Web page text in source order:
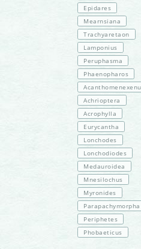
Epidares
Mearnsiana
Trachyaretaon
Lamponius
Peruphasma
Phaenopharos
Achrioptera
Acrophylla
Eurycantha
Lonchodes
Lonchodiodes
Medauroidea
Mnesilochus
Myronides
Parapachymorpha
Periphetes
Phobaeticus